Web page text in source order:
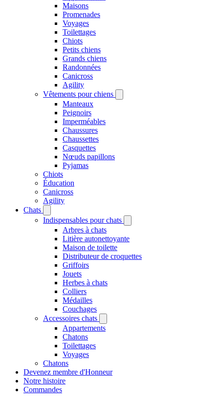
Maisons
Promenades
Voyages
Toilettages
Chiots
Petits chiens
Grands chiens
Randonnées
Canicross
Agility
Vêtements pour chiens
Manteaux
Peignoirs
Imperméables
Chaussures
Chaussettes
Casquettes
Nœuds papillons
Pyjamas
Chiots
Éducation
Canicross
Agility
Chats
Indispensables pour chats
Arbres à chats
Litière autonettoyante
Maison de toilette
Distributeur de croquettes
Griffoirs
Jouets
Herbes à chats
Colliers
Médailles
Couchages
Accessoires chats
Appartements
Chatons
Toilettages
Voyages
Chatons
Devenez membre d'Honneur
Notre histoire
Commandes